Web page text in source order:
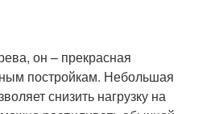
он – прекрасная
постройкам. Небольшая
снизить нагрузку на